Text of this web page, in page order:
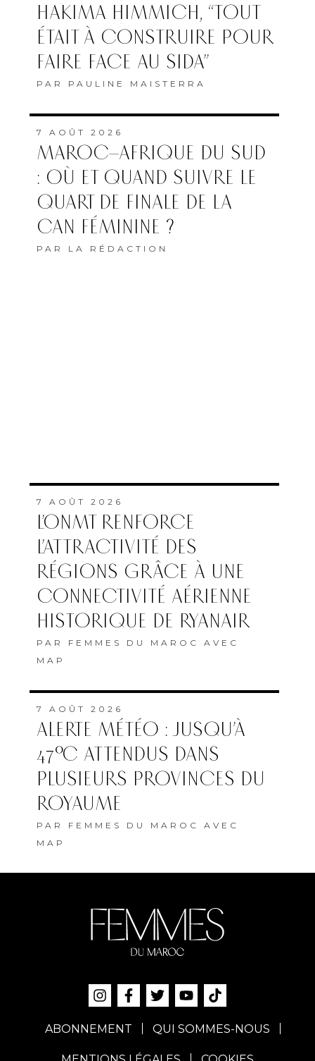
HAKIMA HIMMICH, “TOUT
ÉTAIT À CONSTRUIRE POUR
FAIRE FACE AU SIDA”
PAR PAULINE MAISTERRA
7 AOÛT 2026
MAROC–AFRIQUE DU SUD
: OÙ ET QUAND SUIVRE LE
QUART DE FINALE DE LA
CAN FÉMININE ?
PAR LA RÉDACTION
7 AOÛT 2026
L’ONMT RENFORCE
L’ATTRACTIVITÉ DES
RÉGIONS GRÂCE À UNE
CONNECTIVITÉ AÉRIENNE
HISTORIQUE DE RYANAIR
PAR FEMMES DU MAROC AVEC
MAP
7 AOÛT 2026
ALERTE MÉTÉO : JUSQU’À
47°C ATTENDUS DANS
PLUSIEURS PROVINCES DU
ROYAUME
PAR FEMMES DU MAROC AVEC
MAP
ABONNEMENT QUI SOMMES-NOUS